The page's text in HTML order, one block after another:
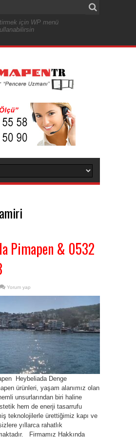
için WP menü
Pimapen & 0532
Yorum yap
Heybeliada Denge
ürünleri, yaşam alanımız olan
unsurlarından biri haline
hem de enerji tasarrufu
teknolojilerle ürettiğimiz kapı ve
yıllarca rahatlık
Firmamız Hakkında